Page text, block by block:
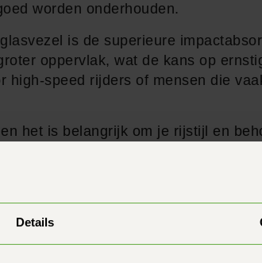
Details
worden onderhouden.
is de superieure
oppervlak, wat de kans op
speed rijders of mensen die
het is belangrijk om je rijstijl en
voor polycarbonaat of glasvezel,
optimale bescherming.